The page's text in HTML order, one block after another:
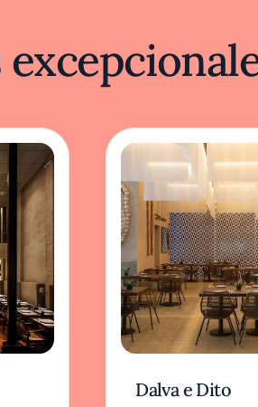
Dalva e Dito